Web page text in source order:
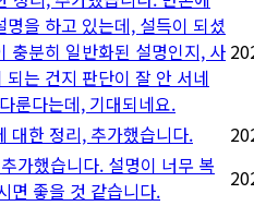
을 하고 있는데, 설득이 되셨
충분히 일반화된 설명인지, 사
는 건지 판단이 잘 안 서네
룬다는데, 기대되네요.
대한 정리, 추가했습니다.
가했습니다. 설명이 너무 복
면 좋을 것 같습니다.